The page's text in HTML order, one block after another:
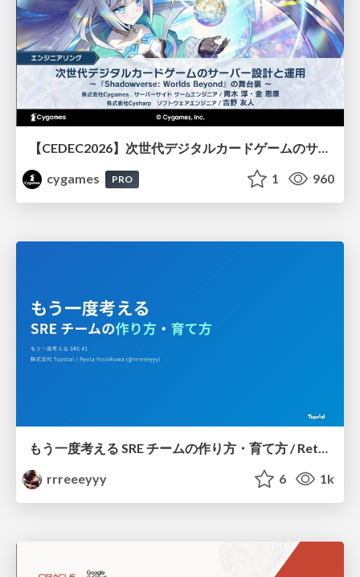
【CEDEC2026】次世代デジタルカードゲームのサーバー設計と運用 〜『Shadowverse: Worlds Beyond』の舞台裏～
cygames
PRO 1 960
rrreeeyyy
6 1k